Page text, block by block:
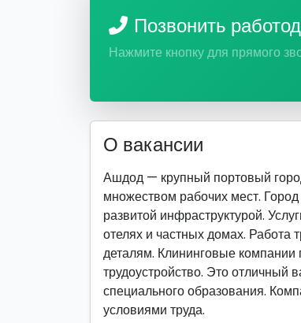
Позвонить
Нажмите кнопку для прямого
О вакансии
Ашдод — крупный портовый
множеством рабочих мест.
развитой инфраструктурой.
отелях и частных домах. Работа
деталям. Клининговые
трудоустройство. Это отличный
специального образования.
условиями труда.